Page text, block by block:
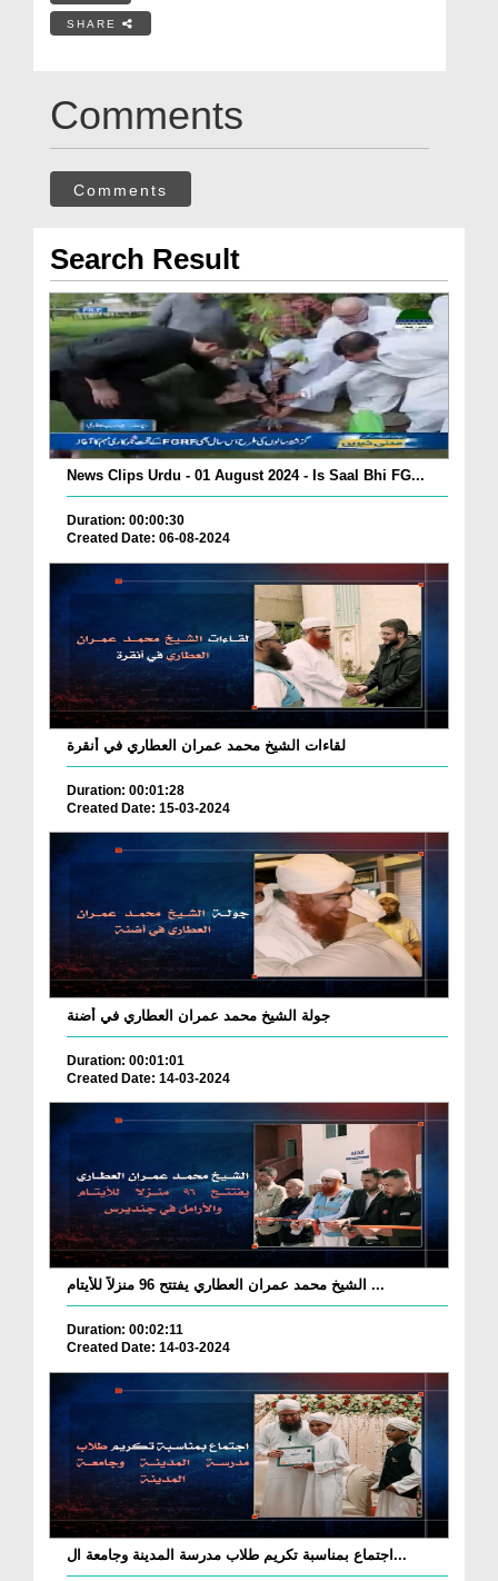
SHARE
Comments
Comments
Search Result
News Clips Urdu - 01 August 2024 - Is Saal Bhi FG...
Duration: 00:00:30
Created Date: 06-08-2024
لقاءات الشيخ محمد عمران العطاري في أنقرة
Duration: 00:01:28
Created Date: 15-03-2024
جولة الشيخ محمد عمران العطاري في أضنة
Duration: 00:01:01
Created Date: 14-03-2024
الشيخ محمد عمران العطاري يفتتح 96 منزلاً للأيتام ...
Duration: 00:02:11
Created Date: 14-03-2024
اجتماع بمناسبة تكريم طلاب مدرسة المدينة وجامعة ال...